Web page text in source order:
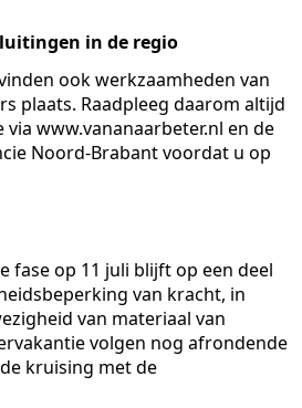
in de regio
ook werkzaamheden van
plaats. Raadpleeg daarom altijd
www.vananaarbeter.nl en de
Noord-Brabant voordat u op
fase op 11 juli blijft op een deel
van kracht, in
van materiaal van
volgen nog afrondende
kruising met de